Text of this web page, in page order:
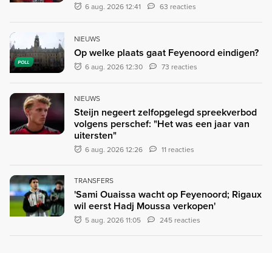
6 aug. 2026 12:41 63 reacties
POLL
NIEUWS
Op welke plaats gaat Feyenoord eindigen?
6 aug. 2026 12:30 73 reacties
NIEUWS
Steijn negeert zelfopgelegd spreekverbod
volgens perschef: "Het was een jaar van
uitersten"
6 aug. 2026 12:26 11 reacties
TRANSFERS
'Sami Ouaissa wacht op Feyenoord; Rigaux
wil eerst Hadj Moussa verkopen'
5 aug. 2026 11:05 245 reacties